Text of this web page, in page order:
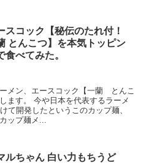
スコック【秘伝のたれ付！
とんこつ】を本気トッピン
食べてみた。
メン、エースコック【一蘭 とんこ
ます。 今や日本を代表するラーメ
て開発したというこのカップ麺、
ップ麺メ...
ルちゃん 白い力もちうど